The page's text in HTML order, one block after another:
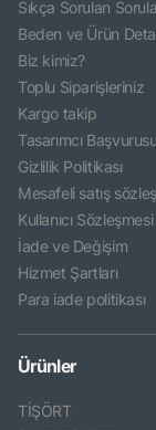
Sıkça Sorulan
Beden ve Ürün
Biz kimiz?
Toplu Siparişleriniz
Kargo takip
Tasarımcı Başvurusu
Gizlilik Politikası
Mesafeli satış
Kullanıcı Sözleşmesi
İade ve Değişim
Hizmet Şartları
Para iade politikası
Ürünler
TİŞÖRT